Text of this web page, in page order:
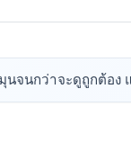
จนกว่าจะดูถูกต้อ